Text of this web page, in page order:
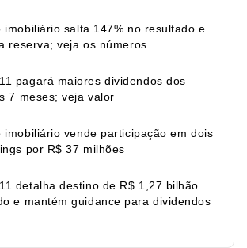
imobiliário salta 147% no resultado e
reserva; veja os números
pagará maiores dividendos dos
7 meses; veja valor
imobiliário vende participação em dois
por R$ 37 milhões
detalha destino de R$ 1,27 bilhão
e mantém guidance para dividendos